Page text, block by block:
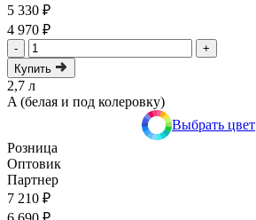
5 330 ₽
4 970 ₽
-
+
Купить
2,7 л
A (белая и под колеровку)
Выбрать цвет
Розница
Оптовик
Партнер
7 210 ₽